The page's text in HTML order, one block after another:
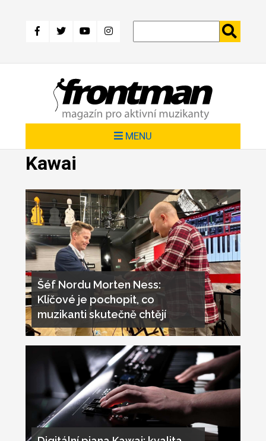
hlavnímu
MENU
Kawai
Šéf Nordu Morten Ness:
Klíčové je pochopit, co
muzikanti skutečně chtějí